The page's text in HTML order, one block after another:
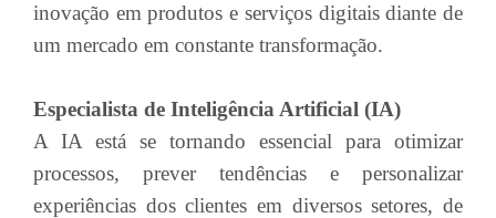
inovação em produtos e serviços digitais diante de
um mercado em constante transformação.
Especialista de Inteligência Artificial (IA)
A IA está se tornando essencial para otimizar
processos, prever tendências e personalizar
experiências dos clientes em diversos setores, de